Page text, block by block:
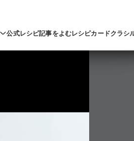
公式レシピ記事をよむレシピカードクラシ